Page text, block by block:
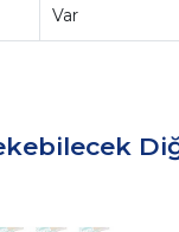
Var